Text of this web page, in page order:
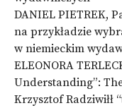
DANIEL PIETREK,
na przykładzie
w niemieckim
ELEONORA
Understanding”:
Krzysztof Radziwiłł